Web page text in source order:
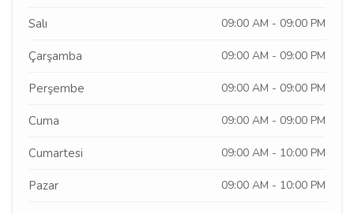
Salı 09:00 AM - 09:00 PM
Çarşamba 09:00 AM - 09:00 PM
Perşembe 09:00 AM - 09:00 PM
Cuma 09:00 AM - 09:00 PM
Cumartesi 09:00 AM - 10:00 PM
Pazar 09:00 AM - 10:00 PM